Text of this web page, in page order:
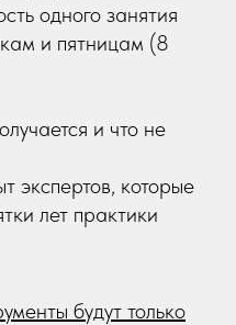
одного занятия
и пятницам (8
и что не
экспертов, которые
лет практики
будут только